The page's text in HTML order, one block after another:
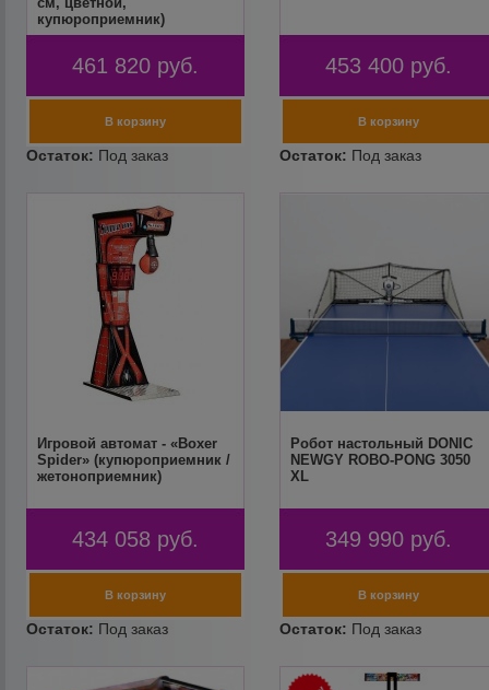
купюроприемник)
461 820 руб. 453 400 руб.
Игровой автомат - «Boxer
Spider» (купюроприемник /
жетоноприемник)
434 058 руб.
Робот настольный DONIC
NEWGY ROBO-PONG 3050
XL
349 990 руб.